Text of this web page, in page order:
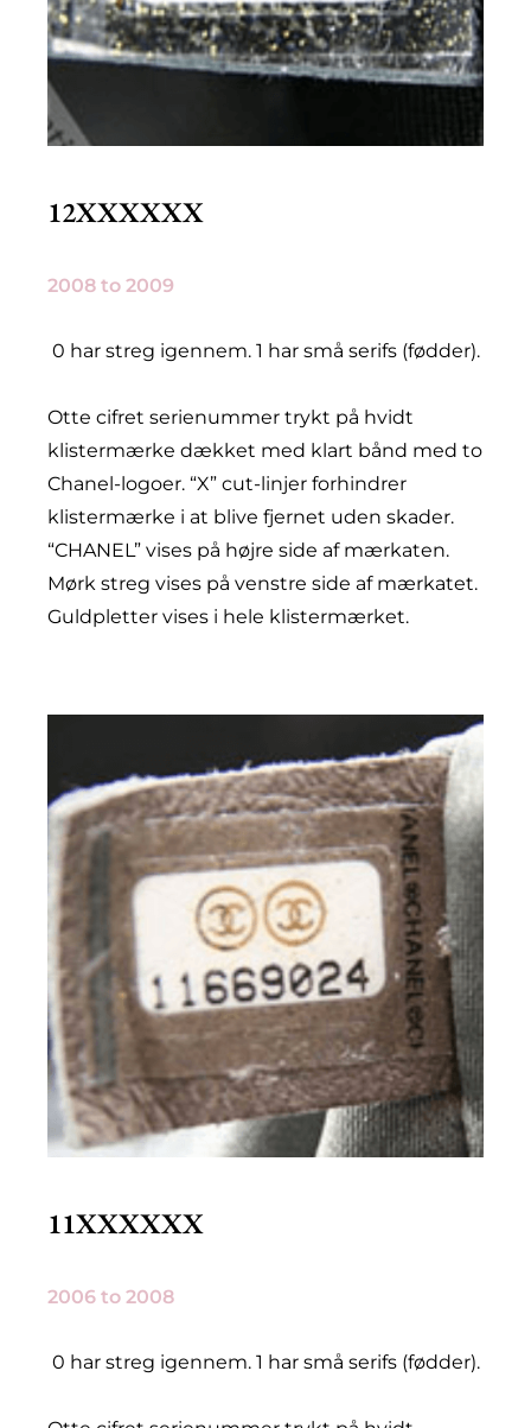
12XXXXXX
2008 to 2009
0 har streg igennem. 1 har små serifs (fødder).
Otte cifret serienummer trykt på hvidt
klistermærke dækket med klart bånd med to
Chanel-logoer. “X” cut-linjer forhindrer
klistermærke i at blive fjernet uden skader.
“CHANEL” vises på højre side af mærkaten.
Mørk streg vises på venstre side af mærkatet.
Guldpletter vises i hele klistermærket.
11XXXXXX
2006 to 2008
0 har streg igennem. 1 har små serifs (fødder).